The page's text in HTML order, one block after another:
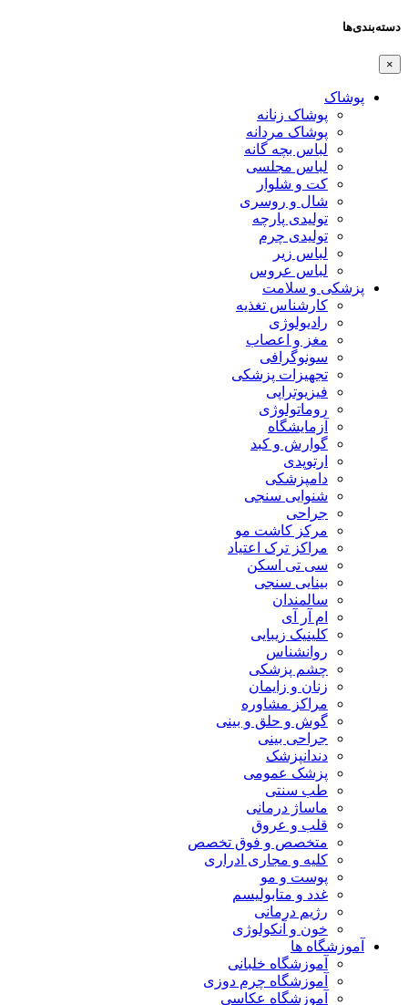
دسته‌بندی‌ها
×
پوشاک
پوشاک زنانه
پوشاک مردانه
لباس بچه گانه
لباس مجلسی
کت و شلوار
شال و روسری
تولیدی پارچه
تولیدی چرم
لباس زیر
لباس عروس
پزشکی و سلامت
کارشناس تغذیه
رادیولوژی
مغز و اعصاب
سونوگرافی
تجهیزات پزشکی
فیزیوتراپی
روماتولوژی
آزمایشگاه
گوارش و کبد
ارتوپدی
دامپزشکی
شنوایی سنجی
جراحی
مرکز کاشت مو
مراکز ترک اعتیاد
سی تی اسکن
بینایی سنجی
سالمندان
ام آر آی
کلینیک زیبایی
روانشناس
چشم پزشکی
زنان و زایمان
مراکز مشاوره
گوش و حلق و بینی
جراحی بینی
دندانپزشک
پزشک عمومی
طب سنتی
ماساژ درمانی
قلب و عروق
متخصص و فوق تخصص
کلیه و مجاری ادراری
پوست و مو
غدد و متابولیسم
رژیم درمانی
خون و آنکولوژی
آموزشگاه ها
آموزشگاه خلبانی
آموزشگاه چرم دوزی
آموزشگاه عکاسی